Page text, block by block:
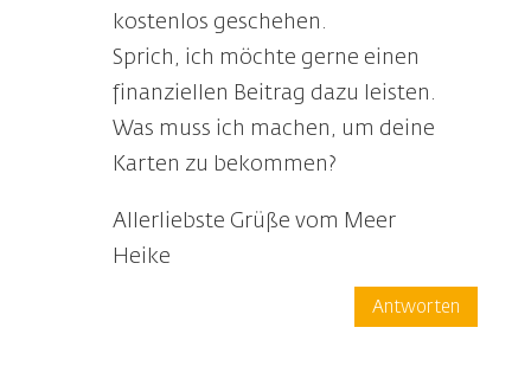
kostenlos geschehen.
Sprich, ich möchte gerne einen
finanziellen Beitrag dazu leisten.
Was muss ich machen, um deine
Karten zu bekommen?
Allerliebste Grüße vom Meer
Heike
Antworten